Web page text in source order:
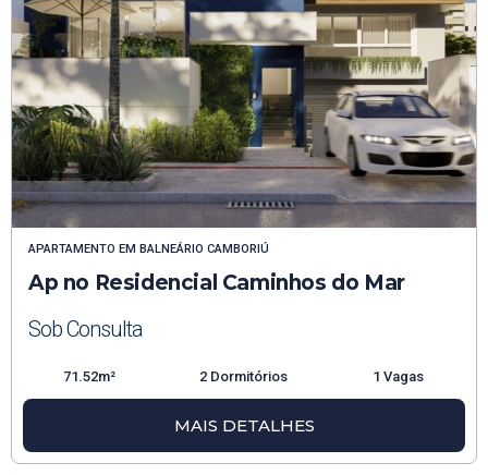
APARTAMENTO EM BALNEÁRIO CAMBORIÚ
Ap no Residencial Caminhos do Mar
Sob Consulta
71.52m² 2 Dormitórios 1 Vagas
MAIS DETALHES